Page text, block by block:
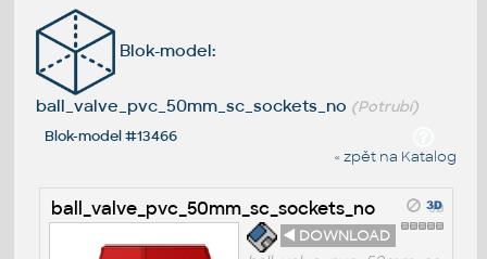
Blok-model:
ball_valve_pvc_50mm_sc_sockets_no (Potrubí)
Blok-model #13466
« zpět na Katalog
ball_valve_pvc_50mm_sc_sockets_no
◄ DOWNLOAD